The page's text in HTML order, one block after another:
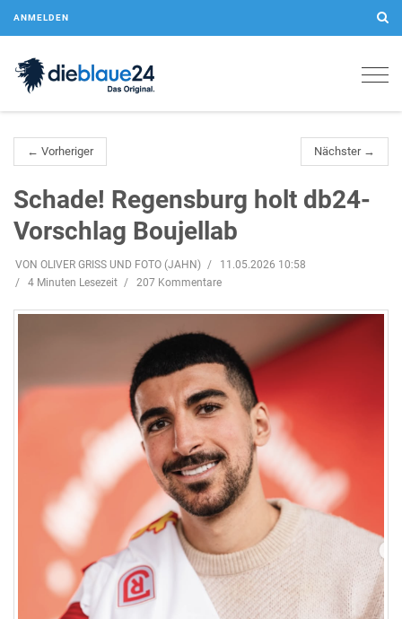
ANMELDEN
← Vorheriger Nächster →
Schade! Regensburg holt db24-
Vorschlag Boujellab
VON OLIVER GRISS UND FOTO (JAHN)
11.05.2026 10:58
4 Minuten Lesezeit
207 Kommentare